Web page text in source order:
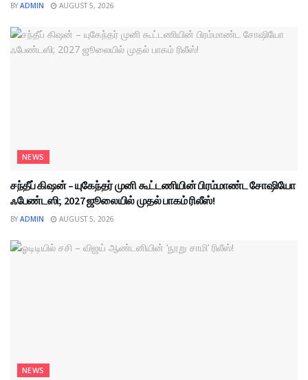
BY ADMIN AUGUST 5, 2026
NEWS
சந்தீப் கிஷன் – யுகேந்தர் முனி கூட்டணியின் பிரம்மாண்ட சோஷியோ
ஃபேண்டஸி; 2027 ஜூலையில் முதல் பாகம் ரிலீஸ்!
BY ADMIN AUGUST 5, 2026
NEWS